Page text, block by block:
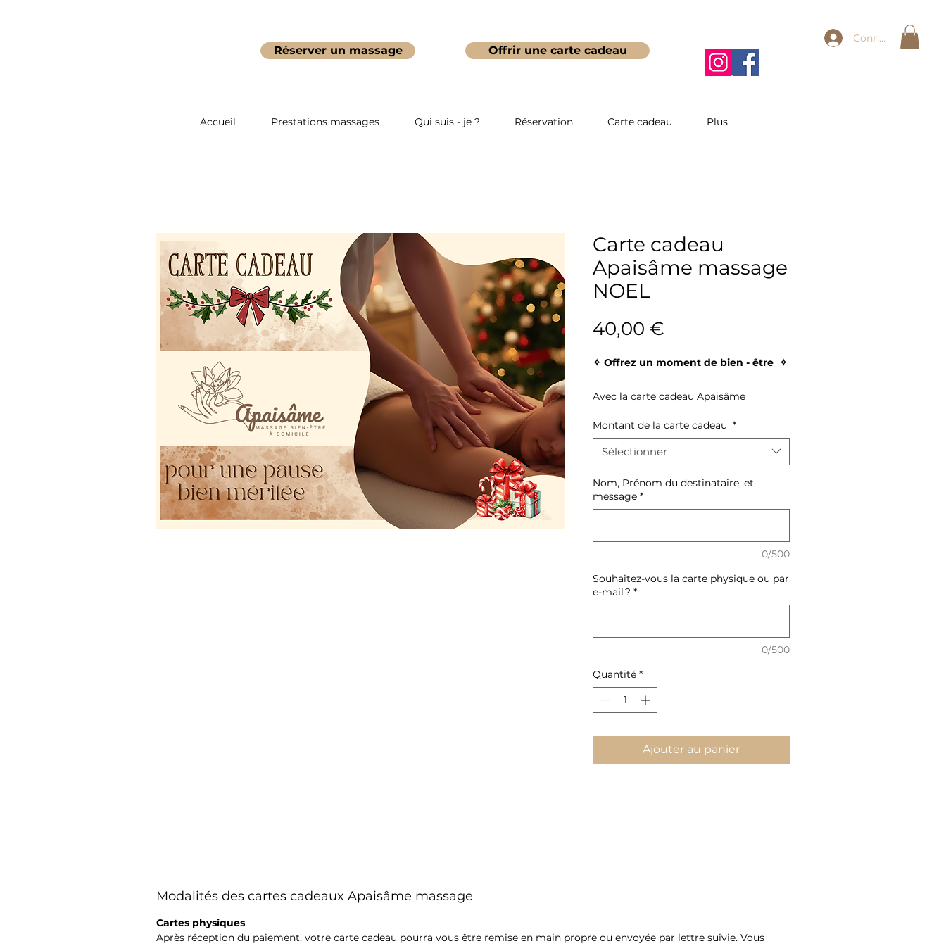
Réserver un massage Offrir une carte cadeau
Connexion
Accueil Prestations massages Qui suis - je ? Réservation Carte cadeau Plus
Carte cadeau
Apaisâme massage
NOEL
40,00 €
✧ Offrez un moment de bien - être ✧
Avec la carte cadeau Apaisâme
offrez plus qu’un massage : un instant
de douceur, à vivre chez soi.
La carte cadeau permet de profiter d’un
✧ Un soin personnalisé pour chaque
besoin ✧
lomi-lomi, ayurvédique, kobido, thaï à
La personne choisit le soin qui lui
correspond, selon son état du moment.
✧ Un cadeau qui fait du bien, en
toute simplicité ✧
relatives aux cartes cadeaux :
Montant de la carte cadeau *
Sélectionner
Nom, Prénom du destinataire, et
message *
0/500
Souhaitez-vous la carte physique ou par
e-mail ? *
0/500
Quantité *
Ajouter au panier
Modalités des cartes cadeaux Apaisâme massage
Cartes physiques
Après réception du paiement, votre carte cadeau pourra vous être remise en main propre ou envoyée par lettre suivie. Vous